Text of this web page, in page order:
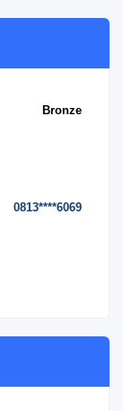
Bronze
0813****6069